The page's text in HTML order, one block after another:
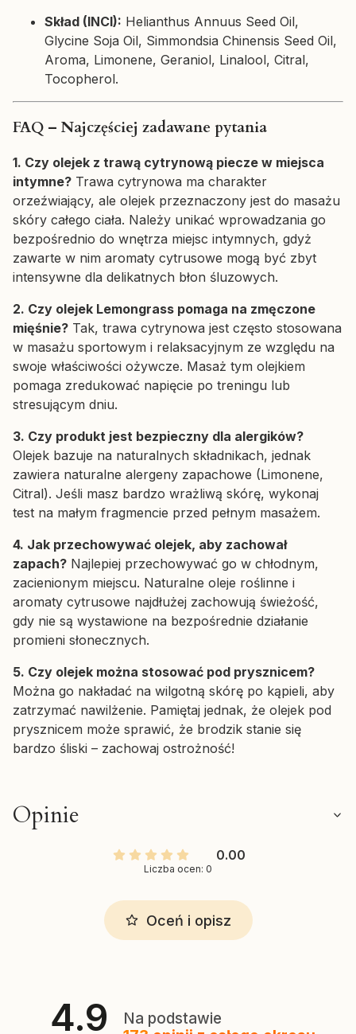
Skład (INCI): Helianthus Annuus Seed Oil,
Glycine Soja Oil, Simmondsia Chinensis Seed Oil,
Aroma, Limonene, Geraniol, Linalool, Citral,
Tocopherol.
FAQ – Najczęściej zadawane pytania
1. Czy olejek z trawą cytrynową piecze w miejsca
intymne? Trawa cytrynowa ma charakter
orzeźwiający, ale olejek przeznaczony jest do masażu
skóry całego ciała. Należy unikać wprowadzania go
bezpośrednio do wnętrza miejsc intymnych, gdyż
zawarte w nim aromaty cytrusowe mogą być zbyt
intensywne dla delikatnych błon śluzowych.
2. Czy olejek Lemongrass pomaga na zmęczone
mięśnie? Tak, trawa cytrynowa jest często stosowana
w masażu sportowym i relaksacyjnym ze względu na
swoje właściwości ożywcze. Masaż tym olejkiem
pomaga zredukować napięcie po treningu lub
stresującym dniu.
3. Czy produkt jest bezpieczny dla alergików?
Olejek bazuje na naturalnych składnikach, jednak
zawiera naturalne alergeny zapachowe (Limonene,
Citral). Jeśli masz bardzo wrażliwą skórę, wykonaj
test na małym fragmencie przed pełnym masażem.
4. Jak przechowywać olejek, aby zachował
zapach? Najlepiej przechowywać go w chłodnym,
zacienionym miejscu. Naturalne oleje roślinne i
aromaty cytrusowe najdłużej zachowują świeżość,
gdy nie są wystawione na bezpośrednie działanie
promieni słonecznych.
5. Czy olejek można stosować pod prysznicem?
Można go nakładać na wilgotną skórę po kąpieli, aby
zatrzymać nawilżenie. Pamiętaj jednak, że olejek pod
prysznicem może sprawić, że brodzik stanie się
bardzo śliski – zachowaj ostrożność!
Opinie
0.00
Liczba ocen: 0
Oceń i opisz
4.9
Na podstawie